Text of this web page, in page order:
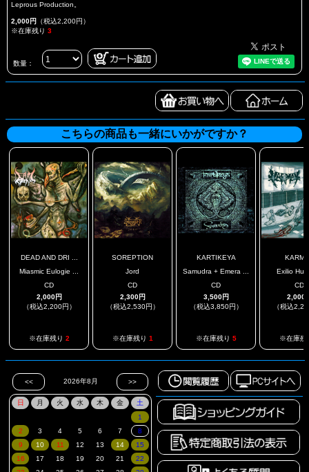
Leprous Production。
2,000円 （税込2,200円）
※在庫残り 3
数量：
こちらの商品も一緒にいかがですか？
DEAD AND DRI ...
Miasmic Eulogie ...
CD
2,000円
（税込2,200円）
※在庫残り 2
SOREPTION
Jord
CD
2,300円
（税込2,530円）
※在庫残り 1
KARTIKEYA
Samudra + Emera ...
CD
3,500円
（税込3,850円）
※在庫残り 5
Exilio
CD
2,000
（税込
※在庫残